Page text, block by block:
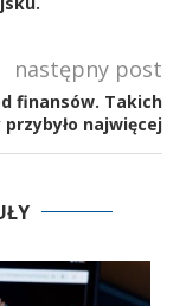
następny post
finansów. Takich
najwięcej